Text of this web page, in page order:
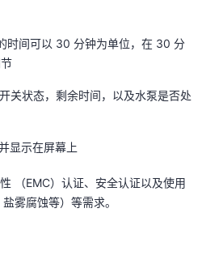
时间可以 30 分钟为单位，在 30 分
关状态，剩余时间，以及水泵是否处
显示在屏幕上
（EMC）认证、安全认证以及使用
雾腐蚀等）等需求。